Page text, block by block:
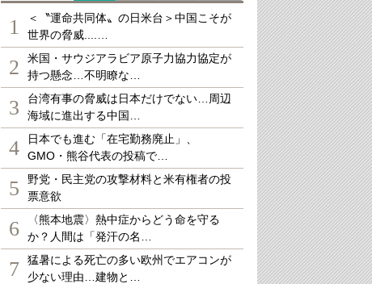
1
＜〝運命共同体〟の日米台＞中国こそが
世界の脅威....…
2
米国・サウジアラビア原子力協力協定が
持つ懸念…不明瞭な…
3
台湾有事の脅威は日本だけでない…周辺
海域に進出する中国…
4
日本でも進む「在宅勤務廃止」、
GMO・熊谷代表の投稿で…
5
野党・民主党の攻撃材料と米有権者の投
票意欲
6
〈熊本地震〉熱中症からどう命を守る
か？人間は「発汗の名…
7
猛暑による死亡の多い欧州でエアコンが
少ない理由…建物と…